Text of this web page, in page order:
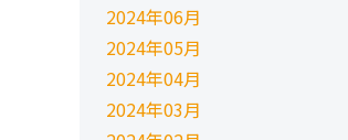
2024年06月
2024年05月
2024年04月
2024年03月